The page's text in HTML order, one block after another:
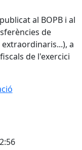
al BOPB i al
de
a
de l'exercici